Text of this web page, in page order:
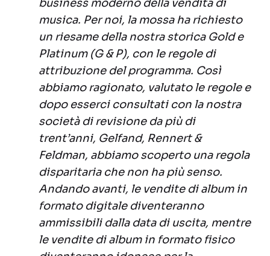
business moderno della vendita di
musica. Per noi, la mossa ha richiesto
un riesame della nostra storica Gold e
Platinum (G & P), con le regole di
attribuzione del programma. Così
abbiamo ragionato, valutato le regole e
dopo esserci consultati con la nostra
società di revisione da più di
trent’anni, Gelfand, Rennert &
Feldman, abbiamo scoperto una regola
disparitaria che non ha più senso.
Andando avanti, le vendite di album in
formato digitale diventeranno
ammissibili dalla data di uscita, mentre
le vendite di album in formato fisico